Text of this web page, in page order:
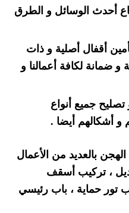
أحدث الوسائل و الطرق
أقفال أصلية و ذات
و ضمانة لكافة أعمالنا و
جميع أنواع
و أشكالهم أيضا .
الهجن بالعديد من الأعمال
، تركيب أسقف
تور حماية ، باب رئيسي